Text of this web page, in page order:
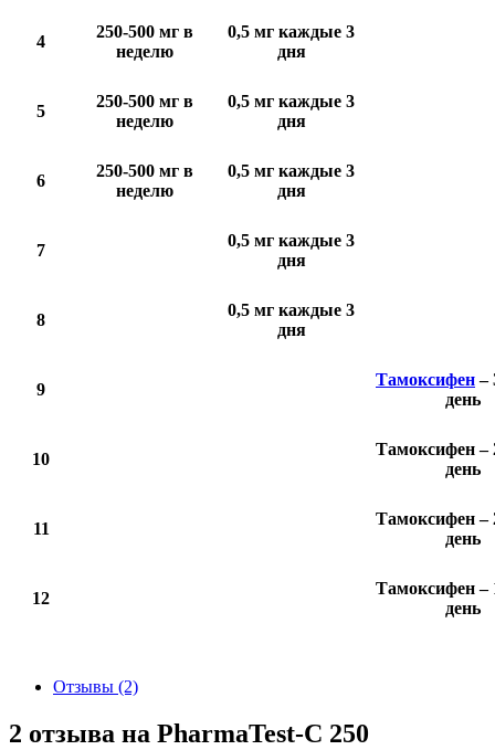
4
250-500 мг в
неделю
0,5 мг каждые 3
дня
5
250-500 мг в
неделю
0,5 мг каждые 3
дня
6
250-500 мг в
неделю
0,5 мг каждые 3
дня
7
0,5 мг каждые 3
дня
8
0,5 мг каждые 3
дня
9
Тамоксифен–
день
10
Тамоксифен –
день
11
Тамоксифен –
день
12
Тамоксифен –
день
Отзывы (2)
2 отзыва на PharmaTest-C 250